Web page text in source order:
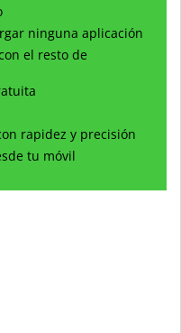
ninguna aplicación
el resto de
rapidez y precisión
tu móvil